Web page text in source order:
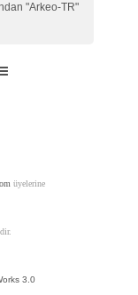
"Arkeo-TR"
üyelerine
3.0